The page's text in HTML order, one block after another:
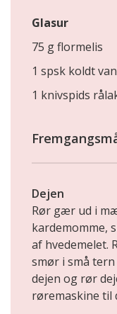
Glasur
75 g flormelis
1 spsk koldt
1 knivspids
Dejen
Rør gær ud i
kardemomme,
af hvedemelet.
smør i små
dejen og rør
røremaskine til